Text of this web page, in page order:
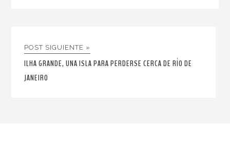
POST SIGUIENTE »
ILHA GRANDE, UNA ISLA PARA PERDERSE CERCA DE RÍO DE
JANEIRO